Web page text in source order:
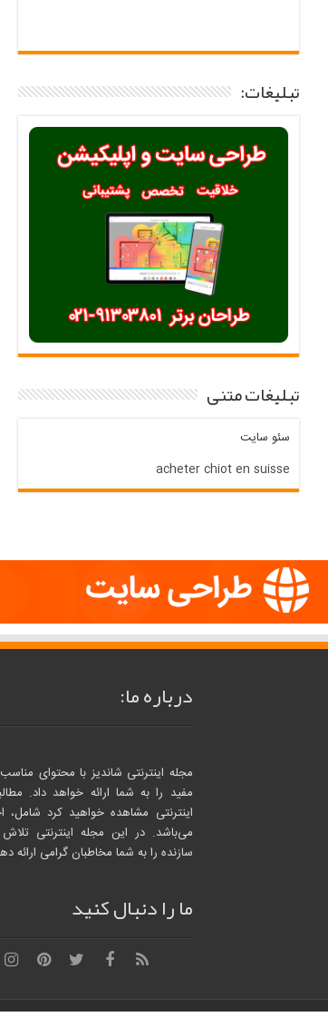
تبلیغات:
تبلیغات متنی
سئو سایت
acheter chiot en suisse
درباره ما:
مجله اینترنتی شاندیز با محتوای
مفید را به شما ارائه خواهد داد.
اینترنتی مشاهده خواهید کرد شامل،
می‌باشد. در این مجله اینترنتی
سازنده را به شما مخاطبان گرامی ارائه
ما را دنبال کنید